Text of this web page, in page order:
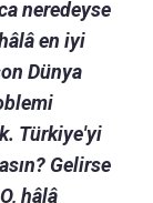
neredeyse
en iyi
Dünya
Türkiye'yi
Gelirse
hâlâ